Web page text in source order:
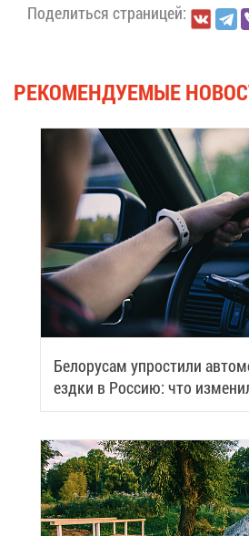
По­де­лить­ся стра­ни­цей:
РЕ­КО­МЕН­ДУ­Е­МЫЕ
Бе­ло­ру­сам упро­сти­ли
езд­ки в Рос­сию: что